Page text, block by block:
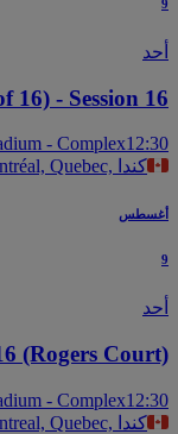
of 16) - Session
Stadium - Complex
Montréal, Quebec, كندا
16 (Rogers
Stadium - Complex
Montreal, Quebec, كندا